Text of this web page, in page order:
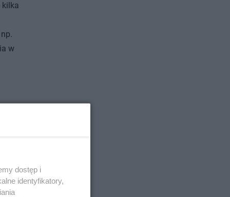
kilka
w
czy
dostęp i
identyfikatory,